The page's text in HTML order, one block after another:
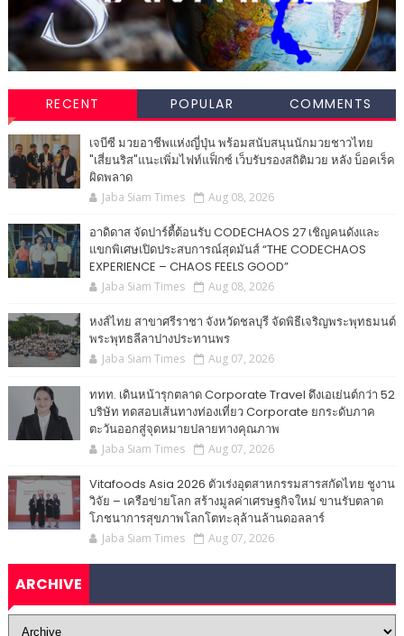
RECENT POPULAR COMMENTS
เจบีซี มวยอาชีพแห่งญี่ปุ่น พร้อมสนับสนุนนักมวยชาวไทย
"เสี่ยนริส"แนะเพิ่มไฟท์แฟ็กซ์ เว็บรับรองสถิติมวย หลัง บ็อคเร็ค
ผิดพลาด
Jaba Siam Times Aug 08, 2026
อาดิดาส จัดปาร์ตี้ต้อนรับ CODECHAOS 27 เชิญคนดังและ
แขกพิเศษเปิดประสบการณ์สุดมันส์ “THE CODECHAOS
EXPERIENCE – CHAOS FEELS GOOD”
Jaba Siam Times Aug 08, 2026
หงส์ไทย สาขาศรีราชา จังหวัดชลบุรี จัดพิธีเจริญพระพุทธมนต์
พระพุทธลีลาปางประทานพร
Jaba Siam Times Aug 07, 2026
ททท. เดินหน้ารุกตลาด Corporate Travel ดึงเอเย่นต์กว่า 52
บริษัท ทดสอบเส้นทางท่องเที่ยว Corporate ยกระดับภาค
ตะวันออกสู่จุดหมายปลายทางคุณภาพ
Jaba Siam Times Aug 07, 2026
Vitafoods Asia 2026 ตัวเร่งอุตสาหกรรมสารสกัดไทย ชูงาน
วิจัย – เครือข่ายโลก สร้างมูลค่าเศรษฐกิจใหม่ ขานรับตลาด
โภชนาการสุขภาพโลกโตทะลุล้านล้านดอลลาร์
Jaba Siam Times Aug 07, 2026
ARCHIVE